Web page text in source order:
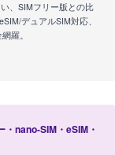
、SIMフリー版との比
デュアルSIM対応、
羅。
nano-SIM・eSIM・